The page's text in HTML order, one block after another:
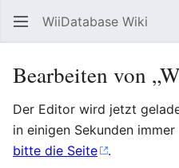
WiiDatabase Wiki
Bearbeiten von
Der Editor wird jetzt
in einigen Sekunden
bitte die Seite
.